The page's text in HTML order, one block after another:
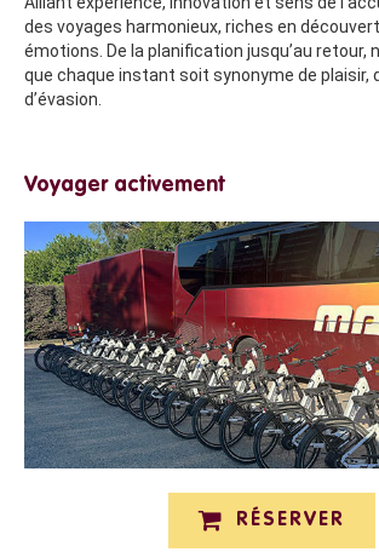
des voyages harmonieux, riches en
émotions. De la planification jusqu’au retour,
que chaque instant soit synonyme de plaisir,
d’évasion.
Voyager activement
RÉSERVER